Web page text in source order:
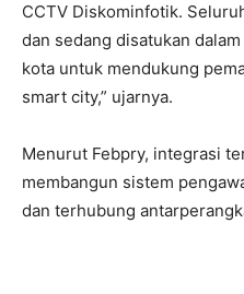
CCTV Diskominfotik.
dan sedang disatukan
kota untuk mendukung
smart city,” ujarnya.
Menurut Febpry, integrasi
membangun sistem
dan terhubung